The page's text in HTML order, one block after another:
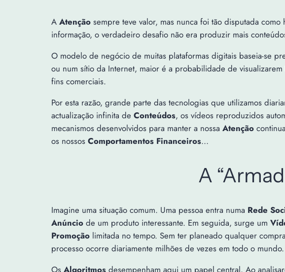
A Atenção sempre teve valor, mas nunca foi tão disputada
informação, o verdadeiro desafio não era produzir mais
O modelo de negócio de muitas plataformas digitais baseia-se
ou num sítio da Internet, maior é a probabilidade de visualizarem
fins comerciais.
Por esta razão, grande parte das tecnologias que utilizamos
actualização infinita de Conteúdos, os vídeos reproduzidos
mecanismos desenvolvidos para manter a nossa Atenção
os nossos Comportamentos Financeiros…
A
Imagine uma situação comum. Uma pessoa entra numa Rede
Anúncio de um produto interessante. Em seguida, surge um
Promoção limitada no tempo. Sem ter planeado qualquer
processo ocorre diariamente milhões de vezes em todo o mundo.
Os Algoritmos desempenham aqui um papel central. Ao